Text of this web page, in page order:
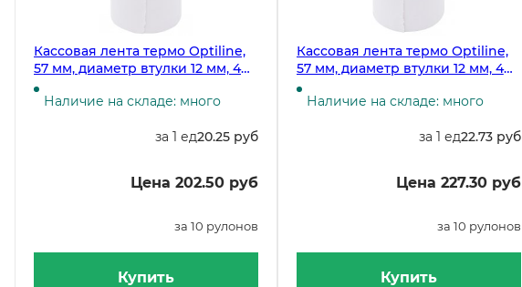
Кассовая лента термо Optiline,
57 мм, диаметр втулки 12 мм, 48
г/м2
Наличие на складе: много
за 1 ед20.25 руб
Цена 202.50 руб
за 10 рулонов
Купить
Кассовая лента термо Optiline,
57 мм, диаметр втулки 12 мм, 48
г/м2
Наличие на складе: много
за 1 ед22.73 руб
Цена 227.30 руб
за 10 рулонов
Купить